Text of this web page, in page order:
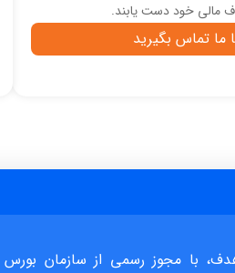
مالی خود دست یابند.
ما تماس بگیرید
با مجوز رسمی از سازمان بورس